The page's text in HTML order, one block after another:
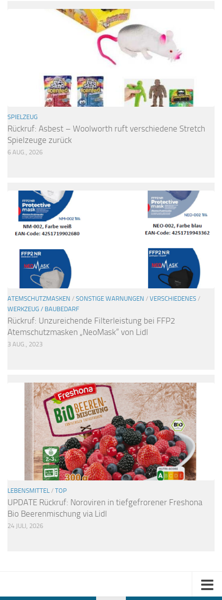
SPIELZEUG
Rückruf: Asbest – Woolworth ruft verschiedene Stretch
Spielzeuge zurück
6 AUG., 2026
ATEMSCHUTZMASKEN / SONSTIGE WARNUNGEN / VERSCHIEDENES /
WERKZEUG / BAUBEDARF
Rückruf: Unzureichende Filterleistung bei FFP2
Atemschutzmasken „NeoMask“ von Lidl
3 AUG., 2023
LEBENSMITTEL / TOP
UPDATE Rückruf: Noroviren in tiefgefrorener Freshona
Bio Beerenmischung via Lidl
24 JULI, 2026